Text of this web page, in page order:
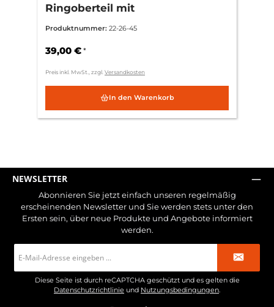
Ringoberteil mit
26mm - Ausrichtung 45°
Produktnummer: 22-26-45
39,00 € *
Preis inkl. MwSt., zzgl. Versandkosten
In den Warenkorb
NEWSLETTER
Abonnieren Sie jetzt einfach unseren regelmäßig
erscheinenden Newsletter und Sie werden stets unter den
Ersten sein, über neue Produkte und Angebote informiert
werden.
Mail-
Adresse
Diese Seite ist durch reCAPTCHA geschützt und es gelten die
Datenschutzrichtlinie und Nutzungsbedingungen